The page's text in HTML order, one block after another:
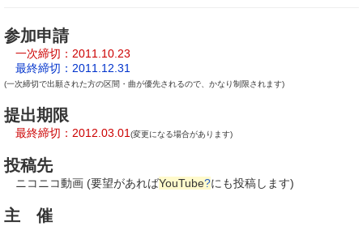
最終更新
一覧
単語検索
参加申請
一次締切：2011.10.23
最終締切：2011.12.31
(一次締切で出願された方の区間・曲が優先されるので、かなり制限されます)
提出期限
最終締切：2012.03.01 (変更になる場合があります)
投稿先
ニコニコ動画 (要望があればYouTube?にも投稿します)
主 催